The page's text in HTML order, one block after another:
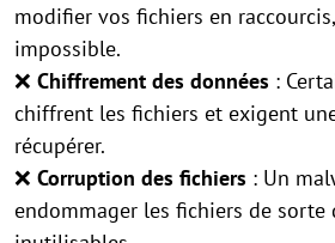
modifier vos fichiers en
impossible.
❌ Chiffrement des données :
chiffrent les fichiers et exigent
récupérer.
❌ Corruption des fichiers : Un
endommager les fichiers de sorte